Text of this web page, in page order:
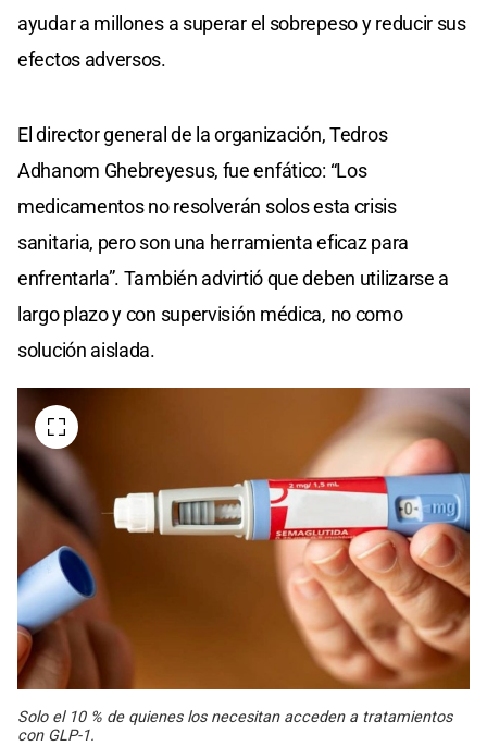
ayudar a millones a superar el sobrepeso y reducir sus
efectos adversos.
El director general de la organización, Tedros
Adhanom Ghebreyesus, fue enfático: “Los
medicamentos no resolverán solos esta crisis
sanitaria, pero son una herramienta eficaz para
enfrentarla”. También advirtió que deben utilizarse a
largo plazo y con supervisión médica, no como
solución aislada.
Solo el 10 % de quienes los necesitan acceden a tratamientos
con GLP-1.